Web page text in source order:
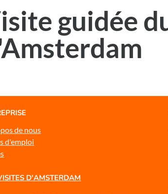
guidée
de nous
d'emploi
D'AMSTERDAM